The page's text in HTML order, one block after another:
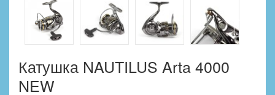
Катушка NAUTILUS Arta 4000
NEW